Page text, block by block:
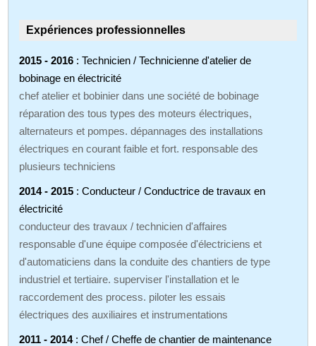
Expériences professionnelles
2015 - 2016 : Technicien / Technicienne d'atelier de
bobinage en électricité
chef atelier et bobinier dans une société de bobinage
réparation des tous types des moteurs électriques,
alternateurs et pompes. dépannages des installations
électriques en courant faible et fort. responsable des
plusieurs techniciens
2014 - 2015 : Conducteur / Conductrice de travaux en
électricité
conducteur des travaux / technicien d'affaires
responsable d'une équipe composée d'électriciens et
d'automaticiens dans la conduite des chantiers de type
industriel et tertiaire. superviser l'installation et le
raccordement des process. piloter les essais
électriques des auxiliaires et instrumentations
2011 - 2014: Chef / Cheffe de chantier de maintenance